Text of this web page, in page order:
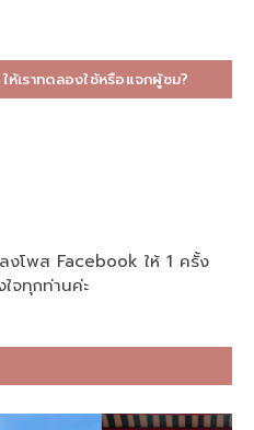
ห้เราทดลองใช้หรือแจกผู้ชม?
งโพส Facebook ให้ 1 ครั้ง
จทุกท่านค่ะ